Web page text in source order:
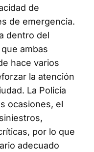
de
de emergencia.
dentro del
ambas
hace varios
la atención
La Policía
ocasiones, el
por lo que
adecuado